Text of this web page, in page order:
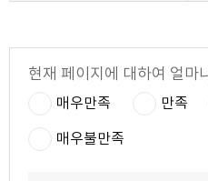
현재 페이지에 대하여 얼마
매우만족 만족
매우불만족